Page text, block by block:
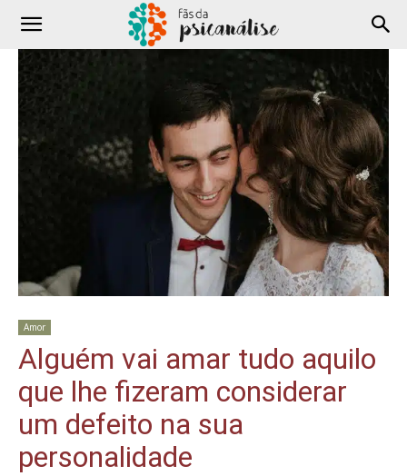
Amor
Alguém vai amar tudo aquilo
que lhe fizeram considerar
um defeito na sua
personalidade